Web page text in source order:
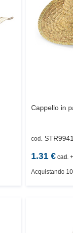
Cappello in
cod.
1.31€ cad.
Acquistando